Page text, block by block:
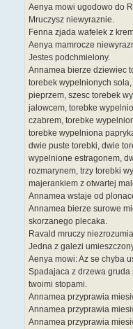
Aenya mowi ugodowo do
Mruczysz niewyraznie.
Fenna zjada wafelek z
Aenya mamrocze
Jestes podchmielony.
Annamea bierze dziewiec
torebek wypelnionych
pieprzem, szesc torebek
jalowcem, torebke
czabrem, torebke
torebke wypelniona
dwie puste torebki, dwie
wypelnione estragonem,
rozmarynem, trzy torebki
majerankiem z otwartej
Annamea wstaje od
Annamea bierze surowe
skorzanego plecaka.
Ravald mruczy
Jedna z galezi
Aenya mowi: Az se chyba
Spadajaca z drzewa
twoimi stopami.
Annamea przyprawia
Annamea przyprawia
Annamea przyprawia